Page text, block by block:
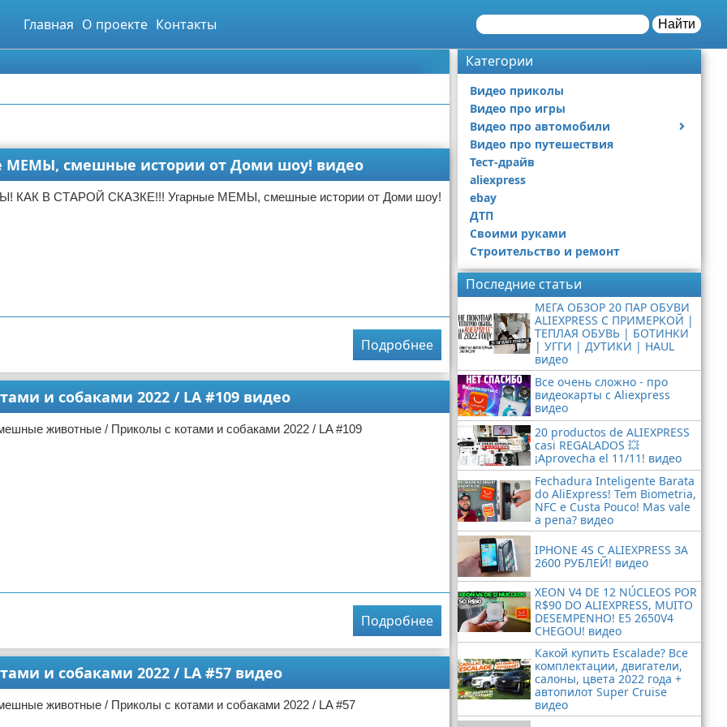
Главная О проекте Контакты Найти
МЕМЫ, смешные истории от Доми шоу! видео
КАК В СТАРОЙ СКАЗКЕ!!! Угарные МЕМЫ, смешные истории от Доми шоу!
Подробнее
и собаками 2022 / LA #109 видео
животные / Приколы с котами и собаками 2022 / LA #109
Подробнее
и собаками 2022 / LA #57 видео
животные / Приколы с котами и собаками 2022 / LA #57
Категории
Видео приколы
Видео про игры
Видео про автомобили
Ремонт автомобиля
Видео про путешествия
Тест-драйв
aliexpress
ebay
ДТП
Своими руками
Строительство и ремонт
Последние статьи
МЕГА ОБЗОР 20 ПАР ОБУВИ
ALIEXPRESS С ПРИМЕРКОЙ |
ТЕПЛАЯ ОБУВЬ | БОТИНКИ
| УГГИ | ДУТИКИ | HAUL
видео
Все очень сложно - про
видеокарты с Aliexpress
видео
20 productos de ALIEXPRESS
casi REGALADOS 💥
¡Aprovecha el 11/11! видео
Fechadura Inteligente Barata
do AliExpress! Tem Biometria,
NFC e Custa Pouco! Mas vale
a pena? видео
IPHONE 4S С ALIEXPRESS ЗА
2600 РУБЛЕЙ! видео
XEON V4 DE 12 NÚCLEOS POR
R$90 DO ALIEXPRESS, MUITO
DESEMPENHO! E5 2650V4
CHEGOU! видео
Какой купить Escalade? Все
комплектации, двигатели,
салоны, цвета 2022 года +
автопилот Super Cruise
видео